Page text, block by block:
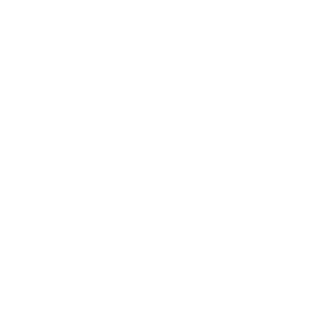
させていただ
了承ください。
き作成されるも
ようお願いしま
です。
ありません。
ず変更すること
1000ppm以下、
下、フタル酸ジブチ
ない年数を意
貨物等」とい
可)を取得する
要な手段を講じ
ムロン制御